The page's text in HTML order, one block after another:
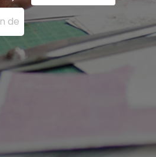
correo electrónico aquí y